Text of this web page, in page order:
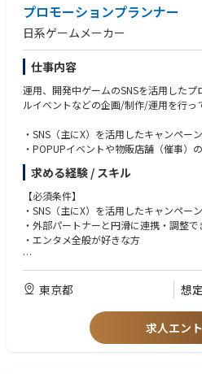
個人投資家、事業会社、金融機関など
しており、創業4年で累計約50億円のエ
併せて、同規模以上の再エネ開発用プロ
他、別途1,500億円規模の再エネ投資開
す。
これらの取り組みを通じて、時価総額
屈指の日本初ユニコーン企業として注目
今後も積極的な資金調達と事業拡大を進
グローバル展開を進めていく予定です。
▼事業の状況
以下のような企業様との提携・協業も進
ガイシ、三井住友信託銀行、みずほ銀行
ジ、他
・地域中核企業：両備HD、第四北越銀
おきなわ、他
・グローバル：Sun Group（ベトナム）
（公表可能企業のみ、順不同・敬称略）
一つのプロダクトにとどまらず、一元
の大きいプロダクト開発にかかわること
【具体的な業務内容】
・プロダクトの「あるべき姿」の定義づ
・進行管理やスコープ定義、品質管理な
務
・プロダクト戦略の策定
・社内外のステークホルダーとの調整業
・その他プロダクトづくりに関係する業務
【開発環境】
フロントエンド：TypeScript, Vue.js,
バックエンド：Ruby, Ruby on Rails,
データベース：MySQL, Redis
iOS / Android：Dart, Flutter
インフラ：Firebase, AWS, GCP
各種開発ツール：GitHub, Docker, CircleCI
タスク管理 / ドキュメント：Slack,
分析 / エラー監視：Sentry, Redash
デザインツール：Figma
・何かしらのカタチで建設（リフォーム
【求める人物像】
・プロダクト価値とサービス価値の違
討していける方
・他業界の文化背景や構造についての
課題を企画に落とし込む意欲のある方
・サービスを通じて社会的課題を解決す
プロモーションプランナー
日系ゲームメーカー
仕事内容
運用、開発中ゲームのSNSを活用した
ルイベントなどの企画/制作/運用を行っ
・SNS（主にX）を活用したキャンペー
・POPUPイベントや物販店舗（催事）
・常設店舗の立ち上げ・運営
・スケジュール、予算の管理
・外部パートナーとの折衝
・主にXを中心としたSNSの運用
・ウェブとリアルで連動キャンペーンの
※語学力にお強みをお持ちの方であれば
▼事業戦略
・「世界震撼」をビジョンに、オリジ
用力・変化対応力を生かした大型タイ
長性を両立したバランスの取れたポー
求める経験 / スキル
【必須条件】
・SNS（主にX）を活用したキャンペー
・外部パートナーと円滑に連携・調整で
・エンタメ全般が好きな方
【歓迎条件】
・ゲームやアニメ等のリアルイベント
・ビジネスレベルの英語や中国語
【求める人物像】
・世界を震撼させるサービスを作ると
東京都 想
求人エン